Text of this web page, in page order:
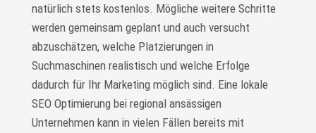
natürlich stets kostenlos. Mögliche weitere Schritte
werden gemeinsam geplant und auch versucht
abzuschätzen, welche Platzierungen in
Suchmaschinen realistisch und welche Erfolge
dadurch für Ihr Marketing möglich sind. Eine lokale
SEO Optimierung bei regional ansässigen
Unternehmen kann in vielen Fällen bereits mit